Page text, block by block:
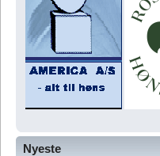
Nyeste